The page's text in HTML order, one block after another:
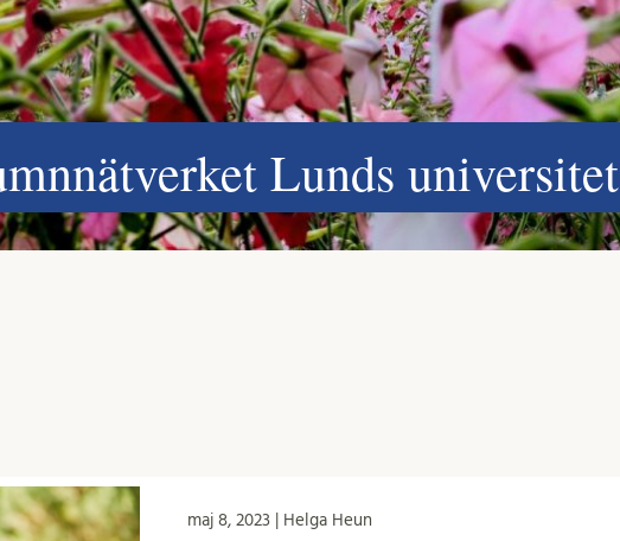
Lunds universitet
maj 8, 2023 | Helga Heun